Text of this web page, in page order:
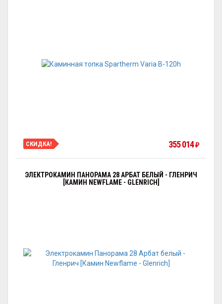
СКИДКА! 355 014 ₽
ЭЛЕКТРОКАМИН ПАНОРАМА 28 АРБАТ БЕЛЫЙ - ГЛЕНРИЧ
[КАМИН NEWFLAME - GLENRICH]